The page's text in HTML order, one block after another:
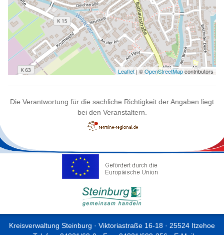
Leaflet| ©OpenStreetMapcontributors
Die Verantwortung für die sachliche Richtigkeit der Angaben liegt
bei den Veranstaltern.
Kreisverwaltung Steinburg · Viktoriastraße 16-18 · 25524 Itzehoe